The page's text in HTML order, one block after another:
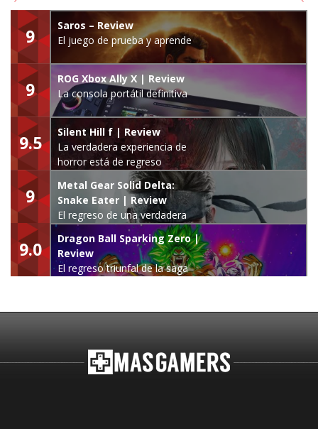
9
Saros – Review
El juego de prueba y aprende
9
ROG Xbox Ally X | Review
La consola portátil definitiva
9.5
Silent Hill f | Review
La verdadera experiencia de
horror está de regreso
9
Metal Gear Solid Delta:
Snake Eater | Review
El regreso de una verdadera
leyenda
9.0
Dragon Ball Sparking Zero |
Review
El regreso triunfal de la saga